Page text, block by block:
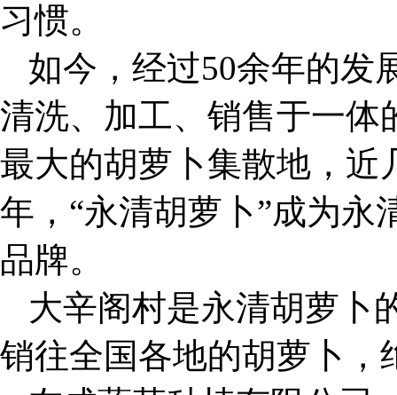
习惯。
如今，经过50余年的发
清洗、加工、销售于一体
最大的胡萝卜集散地，近
年，“永清胡萝卜”成为永
品牌。
大辛阁村是永清胡萝卜
销往全国各地的胡萝卜，